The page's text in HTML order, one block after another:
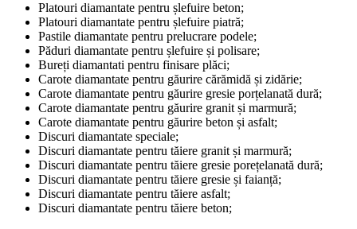
Platouri diamantate pentru șlefuire beton;
Platouri diamantate pentru șlefuire piatră;
Pastile diamantate pentru prelucrare podele;
Păduri diamantate pentru șlefuire și polisare;
Bureți diamantati pentru finisare plăci;
Carote diamantate pentru găurire cărămidă și zidărie;
Carote diamantate pentru găurire gresie porțelanată dură;
Carote diamantate pentru găurire granit și marmură;
Carote diamantate pentru găurire beton și asfalt;
Discuri diamantate speciale;
Discuri diamantate pentru tăiere granit și marmură;
Discuri diamantate pentru tăiere gresie porețelanată dură;
Discuri diamantate pentru tăiere gresie și faianță;
Discuri diamantate pentru tăiere asfalt;
Discuri diamantate pentru tăiere beton;